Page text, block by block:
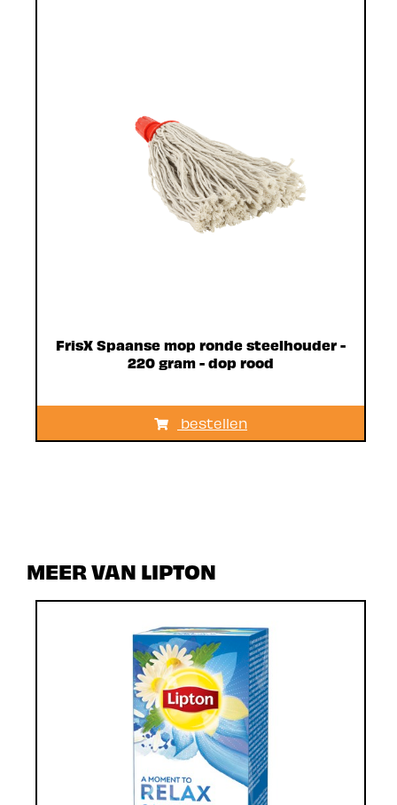
FrisX Spaanse mop ronde steelhouder -
220 gram - dop rood
bestellen
MEER VAN LIPTON